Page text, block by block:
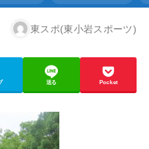
東スポ(東小岩スポーツ)
送る Pocket